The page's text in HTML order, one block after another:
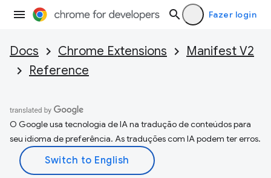
Fazer login
Docs Chrome Extensions
Manifest V2
Reference
O Google usa tecnologia de IA na tradução de conteúdos para
seu idioma de preferência. As traduções com IA podem ter erros.